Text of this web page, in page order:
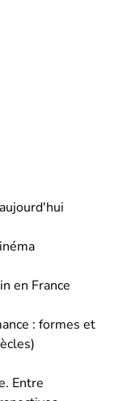
en France
: formes et
Entre